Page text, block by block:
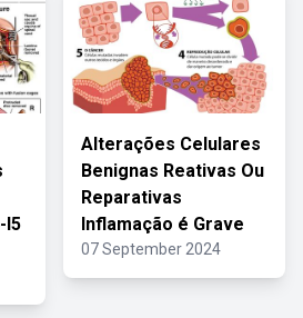
l5
Alterações Celulares
Benignas Reativas Ou
Reparativas
Inflamação é Grave
07 September 2024